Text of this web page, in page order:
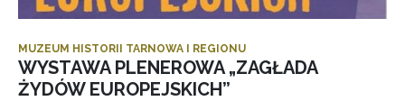
MUZEUM HISTORII TARNOWA I REGIONU
WYSTAWA PLENEROWA „ZAGŁADA
ŻYDÓW EUROPEJSKICH”